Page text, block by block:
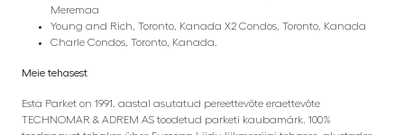
Meremaa
Young and Rich, Toronto, Kanada X2 Condos, Toronto, Kanada
Charle Condos, Toronto, Kanada.
Meie tehasest
Esta Parket on 1991. aastal asutatud pereettevõte eraettevõte
TECHNOMAR & ADREM AS toodetud parketi kaubamärk. 100%